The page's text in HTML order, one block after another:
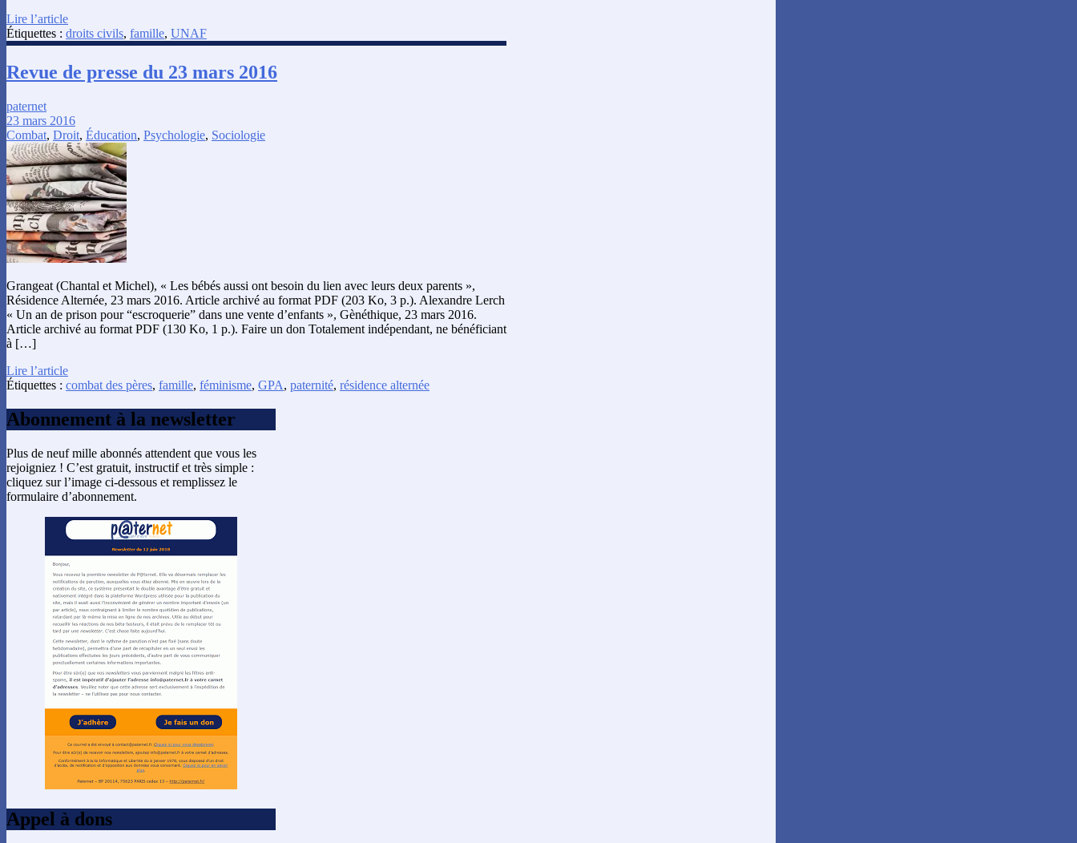
Lire l’article
Étiquettes : droits civils, famille, UNAF
Revue de presse du 23 mars 2016
paternet
23 mars 2016
Combat, Droit, Éducation, Psychologie, Sociologie
Grangeat (Chantal et Michel), « Les bébés aussi ont besoin du lien avec leurs deux parents »,
Résidence Alternée, 23 mars 2016. Article archivé au format PDF (203 Ko, 3 p.). Alexandre Lerch
« Un an de prison pour “escroquerie” dans une vente d’enfants », Gènéthique, 23 mars 2016.
Article archivé au format PDF (130 Ko, 1 p.). Faire un don Totalement indépendant, ne bénéficiant
à […]
Lire l’article
Étiquettes : combat des pères, famille, féminisme, GPA, paternité, résidence alternée
Abonnement à la newsletter
Plus de neuf mille abonnés attendent que vous les
rejoigniez ! C’est gratuit, instructif et très simple :
cliquez sur l’image ci-dessous et remplissez le
formulaire d’abonnement.
Appel à dons